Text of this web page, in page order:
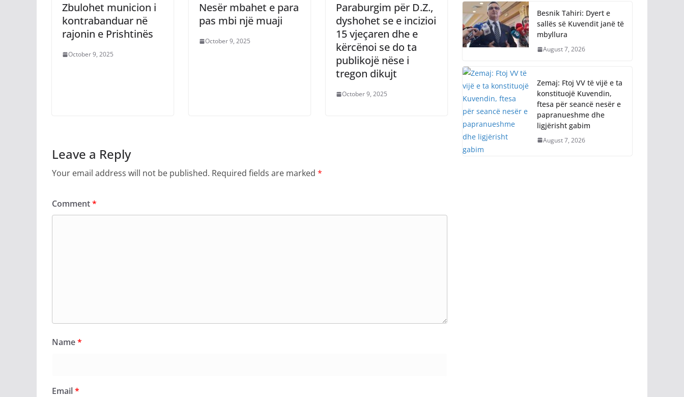
Zbulohet municion i
kontrabanduar në
rajonin e Prishtinës
October 9, 2025
Nesër mbahet e para
pas mbi një muaji
October 9, 2025
Paraburgim për D.Z.,
dyshohet se e incizioi
15 vjeçaren dhe e
kërcënoi se do ta
publikojë nëse i
tregon dikujt
October 9, 2025
Leave a Reply
Your email address will not be published. Required fields are marked *
Comment*
Name*
Email*
Besnik Tahiri: Dyert e
sallës së Kuvendit janë të
mbyllura
August 7, 2026
Zemaj: Ftoj VV të vijë e ta
konstituojë Kuvendin,
ftesa për seancë nesër e
papranueshme dhe
ligjërisht gabim
August 7, 2026